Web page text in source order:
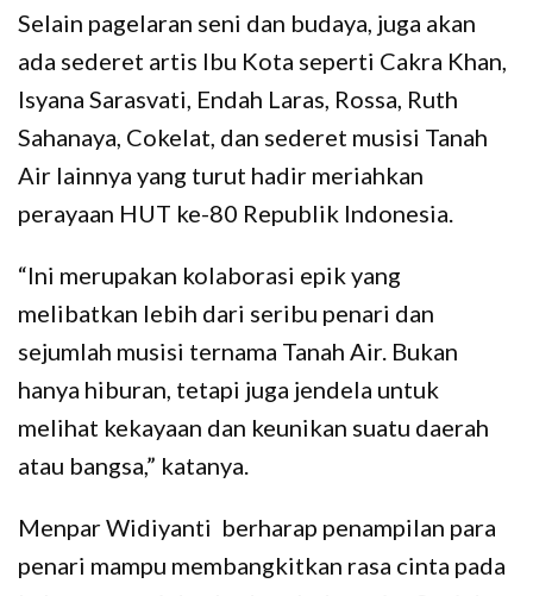
Selain pagelaran seni dan budaya, juga akan
ada sederet artis Ibu Kota seperti Cakra Khan,
Isyana Sarasvati, Endah Laras, Rossa, Ruth
Sahanaya, Cokelat, dan sederet musisi Tanah
Air lainnya yang turut hadir meriahkan
perayaan HUT ke-80 Republik Indonesia.
“Ini merupakan kolaborasi epik yang
melibatkan lebih dari seribu penari dan
sejumlah musisi ternama Tanah Air. Bukan
hanya hiburan, tetapi juga jendela untuk
melihat kekayaan dan keunikan suatu daerah
atau bangsa,” katanya.
Menpar Widiyanti berharap penampilan para
penari mampu membangkitkan rasa cinta pada